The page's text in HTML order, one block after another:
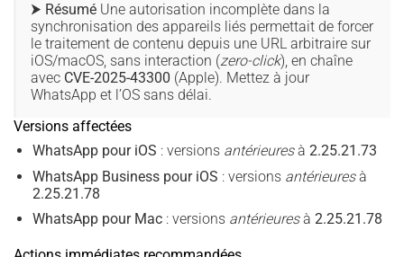
⮞ Résumé Une autorisation incomplète dans la
synchronisation des appareils liés permettait de forcer
le traitement de contenu depuis une URL arbitraire sur
iOS/macOS, sans interaction (zero-click), en chaîne
avec CVE-2025-43300 (Apple). Mettez à jour
WhatsApp et l’OS sans délai.
Versions affectées
WhatsApp pour iOS : versions antérieuresà 2.25.21.73
WhatsApp Business pour iOS : versions antérieuresà
2.25.21.78
WhatsApp pour Mac: versions antérieuresà 2.25.21.78